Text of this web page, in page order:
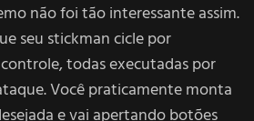
não foi tão interessante assim.
seu stickman cicle por
todas executadas por
Você praticamente monta